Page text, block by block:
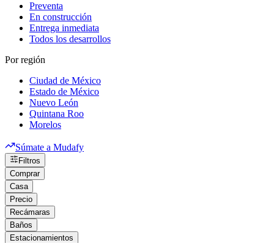
Preventa
En construcción
Entrega inmediata
Todos los desarrollos
Por región
Ciudad de México
Estado de México
Nuevo León
Quintana Roo
Morelos
Súmate a Mudafy
Filtros
Comprar
Casa
Precio
Recámaras
Baños
Estacionamientos